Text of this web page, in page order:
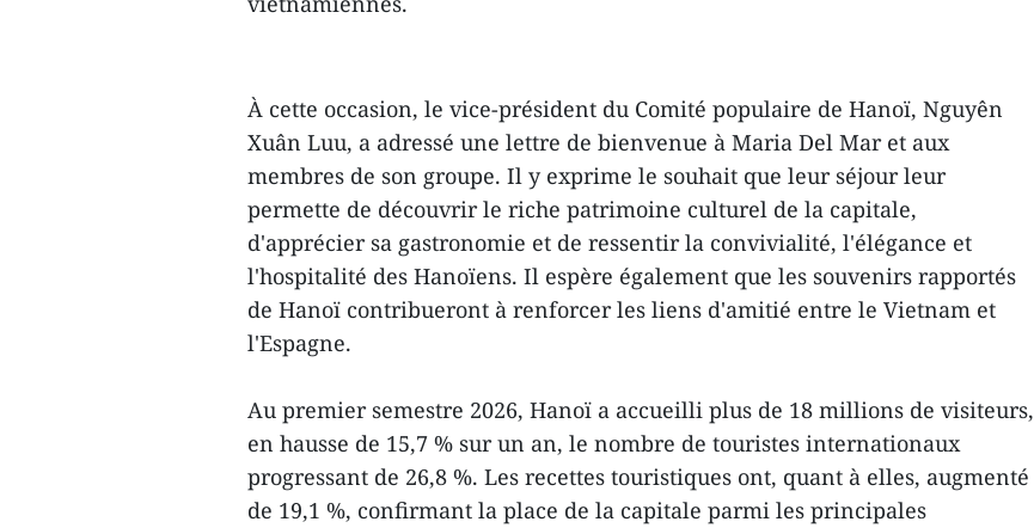
À cette occasion, le vice-président du Comité populaire de Hanoï, Nguyên
Xuân Luu, a adressé une lettre de bienvenue à Maria Del Mar et aux
membres de son groupe. Il y exprime le souhait que leur séjour leur
permette de découvrir le riche patrimoine culturel de la capitale,
d'apprécier sa gastronomie et de ressentir la convivialité, l'élégance et
l'hospitalité des Hanoïens. Il espère également que les souvenirs rapportés
de Hanoï contribueront à renforcer les liens d'amitié entre le Vietnam et
l'Espagne.
Au premier semestre 2026, Hanoï a accueilli plus de 18 millions de visiteurs,
en hausse de 15,7 % sur un an, le nombre de touristes internationaux
progressant de 26,8 %. Les recettes touristiques ont, quant à elles, augmenté
de 19,1 %, confirmant la place de la capitale parmi les principales